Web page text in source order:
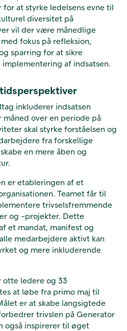
at styrke ledelsens evne til
diversitet på
vil der være månedlige
fokus på refleksion,
sparring for at sikre
af indsatsen.
inkluderer indsatsen
over en periode på
skal styrke forståelsen og
fra forskellige
en mere åben og
er etableringen af et
Teamet får til
trivselsfremmende
og -projekter. Dette
et mandat, manifest og
medarbejdere aktivt kan
og mere inkluderende
otte ledere og 33
at løbe fra primo maj til
er at skabe langsigtede
trivslen på Generator
også inspirerer til øget